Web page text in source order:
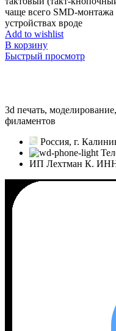
чаще всего SMD-монтажа
устройствах вроде
Add to wishlist
В корзину
Быстрый просмотр
3d печать,
филаментов
Россия, г.
ИП Лехтман К. ИНН